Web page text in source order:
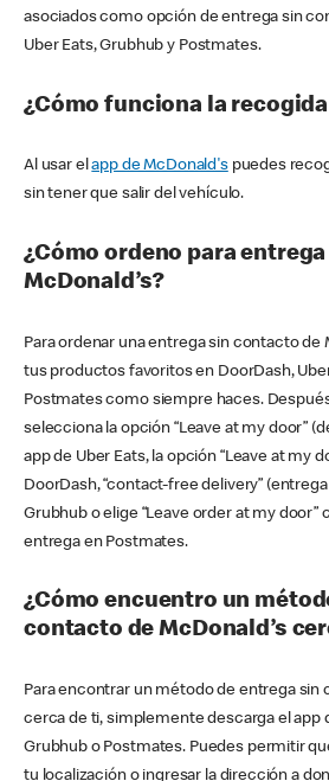
asociados como opción de entrega sin
Uber Eats, Grubhub y Postmates.
¿Cómo funciona la
Al usar elapp de McDonald'spuedes
sin tener que salir del vehículo.
¿Cómo ordeno para
McDonald’s?
Para ordenar una entrega sin contacto de
tus productos favoritos en DoorDash,
Postmates como siempre haces.
selecciona la opción “Leave at my door”
app de Uber Eats, la opción “Leave at my
DoorDash, “contact-free delivery”
Grubhub o elige “Leave order at my door”
entrega en Postmates.
¿Cómo encuentro un
contacto de McDonald’s
Para encontrar un método de entrega sin
cerca de ti, simplemente descarga el app
Grubhub o Postmates. Puedes permitir
tu localización o ingresar la dirección a